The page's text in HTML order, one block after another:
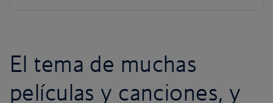
El tema de muchas
películas y canciones, y